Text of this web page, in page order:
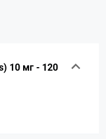
10 мг - 120